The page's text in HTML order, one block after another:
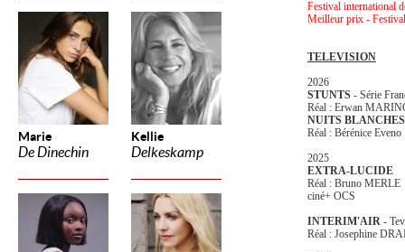
Marie
De Dinechin
Kellie
Delkeskamp
Festival international
Meilleur prix -
TELEVISION
2026
STUNTS - Série
Réal : Erwan
NUITS BLANCHES
Réal : Bérénice Eveno
2025
EXTRA-LUCIDE
Réal : Bruno MERLE
ciné+ OCS
INTERIM'AIR -
Réal : Josephine